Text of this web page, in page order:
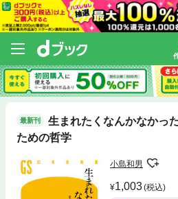
最新刊
生まれたくなんかなかっ
ための哲学
小島和男
1,003(税込)